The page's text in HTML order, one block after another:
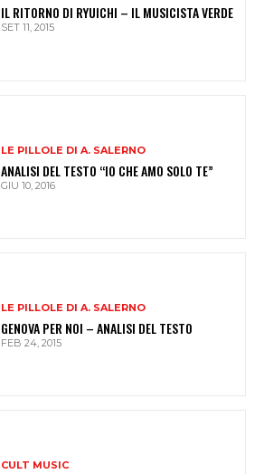
IL RITORNO DI RYUICHI – IL MUSICISTA VERDE
SET 11, 2015
LE PILLOLE DI A. SALERNO
ANALISI DEL TESTO “IO CHE AMO SOLO TE”
GIU 10, 2016
LE PILLOLE DI A. SALERNO
GENOVA PER NOI – ANALISI DEL TESTO
FEB 24, 2015
CULT MUSIC